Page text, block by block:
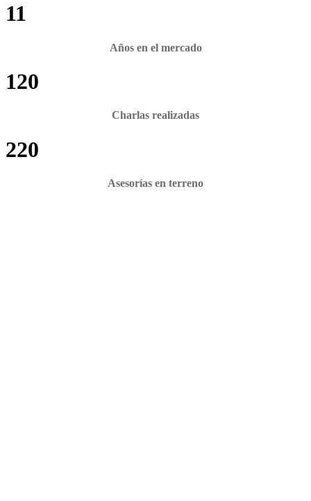
11
Años en el mercado
120
Charlas realizadas
220
Asesorías en terreno